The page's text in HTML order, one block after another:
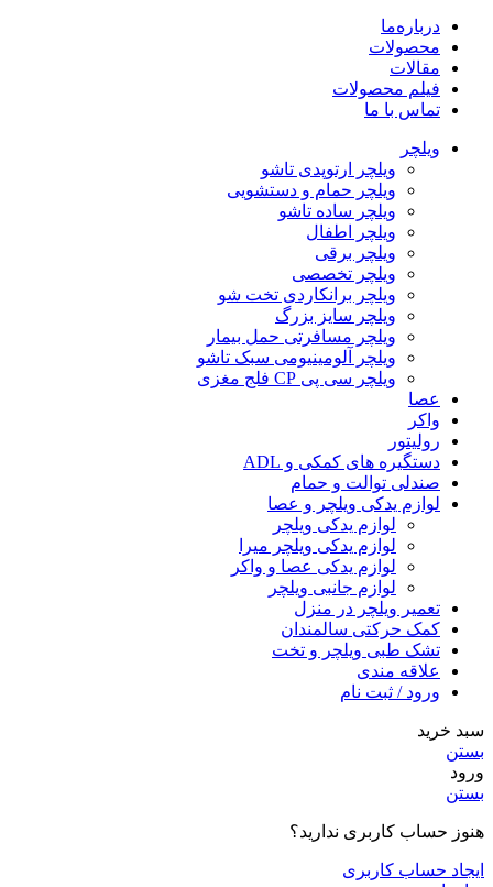
درباره‌ما
محصولات
مقالات
فیلم محصولات
تماس با ما
ویلچر
ویلچر ارتوپدی تاشو
ویلچر حمام و دستشویی
ویلچر ساده تاشو
ویلچر اطفال
ویلچر برقی
ویلچر تخصصی
ویلچر برانکاردی تخت شو
ویلچر سایز بزرگ
ویلچر مسافرتی حمل بیمار
ویلچر آلومینیومی سبک تاشو
ویلچر سی پی CP فلج مغزی
عصا
واکر
رولیتور
دستگیره های کمکی و ADL
صندلی توالت و حمام
لوازم یدکی ویلچر و عصا
لوازم یدکی ویلچر
لوازم یدکی ویلچر میرا
لوازم یدکی عصا و واکر
لوازم جانبی ویلچر
تعمیر ویلچر در منزل
کمک حرکتی سالمندان
تشک طبی ویلچر و تخت
علاقه مندی
ورود / ثبت نام
سبد خرید
بستن
ورود
بستن
هنوز حساب کاربری ندارید؟
ایجاد حساب کاربری